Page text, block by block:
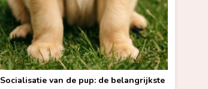
Socialisatie van de pup: de belangrijkste